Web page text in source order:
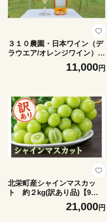
３１０農園・日本ワイン（デ
ラウエア/オレンジワイン）7
50ml ワイン 酒 お酒 国産 オ
レンジワイン 2025年 ぶどう
11,000円
北栄町産シャインマスカッ
ト 約２kg(訳あり品)【9月
21,000円